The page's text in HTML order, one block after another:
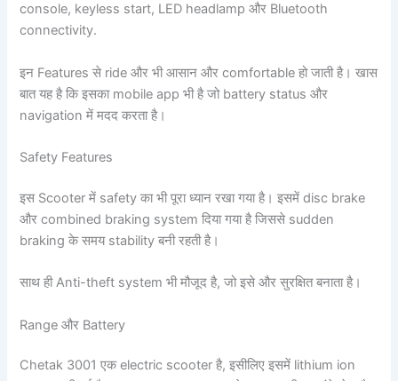
console, keyless start, LED headlamp और Bluetooth
connectivity.
इन Features से ride और भी आसान और comfortable हो जाती है। खास
बात यह है कि इसका mobile app भी है जो battery status और
navigation में मदद करता है।
Safety Features
इस Scooter में safety का भी पूरा ध्यान रखा गया है। इसमें disc brake
और combined braking system दिया गया है जिससे sudden
braking के समय stability बनी रहती है।
साथ ही Anti-theft system भी मौजूद है, जो इसे और सुरक्षित बनाता है।
Range और Battery
Chetak 3001 एक electric scooter है, इसीलिए इसमें lithium ion